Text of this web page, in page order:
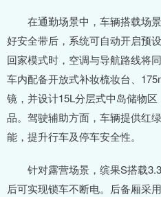
在通勤场景中，车辆搭载场景
好安全带后，系统可自动开启预
回家模式时，空调与导航路线将
车内配备开放式补妆梳妆台、
镜，并设计15L分层式中岛储物
品。驾驶辅助方面，车辆提供红
能，提升行车及停车安全性。
针对露营场景，缤果S搭载
后可实现锁车不断电。后备厢采